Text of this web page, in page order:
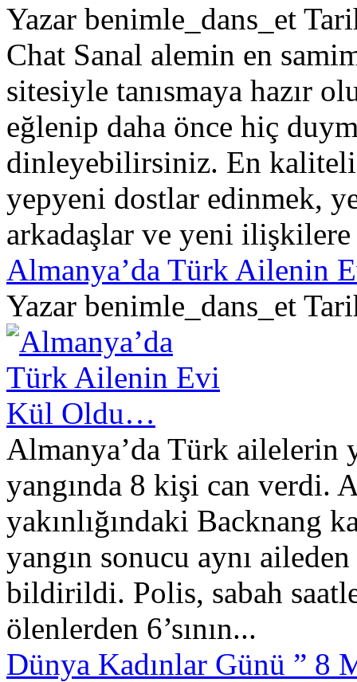
Yazar benimle_dans_et
Chat Sanal alemin en
sitesiyle tanısmaya hazır
eğlenip daha önce hiç
dinleyebilirsiniz. En kaliteli
yepyeni dostlar edinmek,
arkadaşlar ve yeni
Almanya’da Türk Ailenin
Yazar benimle_dans_et
Almanya’da Türk ailelerin
yangında 8 kişi can verdi.
yakınlığındaki Backnang
yangın sonucu aynı
bildirildi. Polis, sabah
ölenlerden 6’sının...
Dünya Kadınlar Günü ” 8